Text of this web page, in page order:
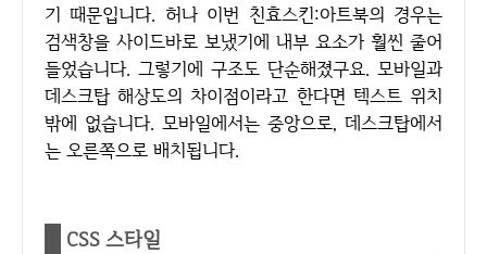
기 때문입니다. 허나 이번 친효스킨:아트북의 경우는
검색창을 사이드바로 보냈기에 내부 요소가 훨씬 줄어
들었습니다. 그렇기에 구조도 단순해졌구요. 모바일과
데스크탑 해상도의 차이점이라고 한다면 텍스트 위치
밖에 없습니다. 모바일에서는 중앙으로, 데스크탑에서
는 오른쪽으로 배치됩니다.
CSS 스타일